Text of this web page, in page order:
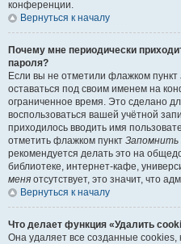
конференции.
Вернуться к началу
Почему мне периодически
пароля?
Если вы не отметили флажком пункт
оставаться под своим именем на
ограниченное время. Это сделано
воспользоваться вашей учётной
приходилось вводить имя
отметить флажком пункт Запомнить
рекомендуется делать это на
библиотеке, интернет-кафе,
меня отсутствует, это значит, что
Вернуться к началу
Что делает функция «Удалить
Она удаляет все созданные cookies,